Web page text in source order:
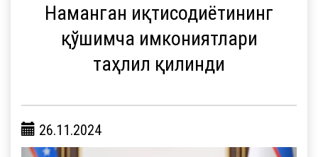
Наманган иқтисодиётининг
қўшимча имкониятлари
таҳлил қилинди
26.11.2024